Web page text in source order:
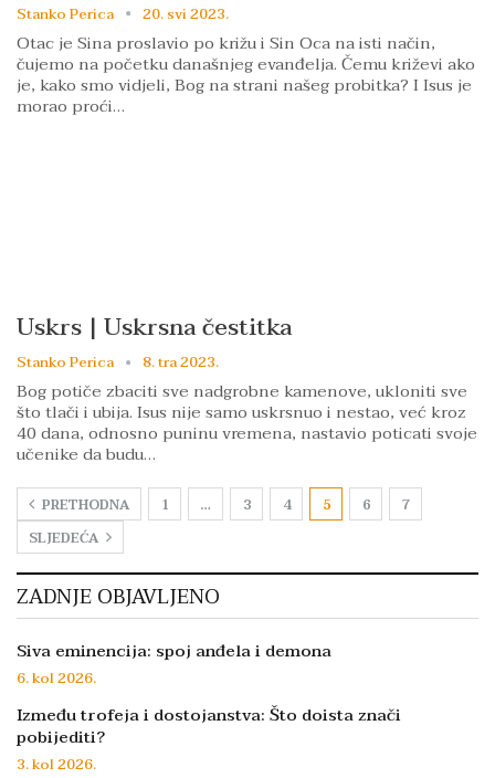
Stanko Perica 20. svi 2023.
Otac je Sina proslavio po križu i Sin Oca na isti način,
čujemo na početku današnjeg evanđelja. Čemu križevi ako
je, kako smo vidjeli, Bog na strani našeg probitka? I Isus je
morao proći…
Uskrs | Uskrsna čestitka
Stanko Perica 8. tra 2023.
Bog potiče zbaciti sve nadgrobne kamenove, ukloniti sve
što tlači i ubija. Isus nije samo uskrsnuo i nestao, već kroz
40 dana, odnosno puninu vremena, nastavio poticati svoje
učenike da budu…
PRETHODNA 1 … 3 4 5 6
7
SLJEDEĆA
ZADNJE OBJAVLJENO
Siva eminencija: spoj anđela i demona
6. kol 2026.
Između trofeja i dostojanstva: Što doista znači
pobijediti?
3. kol 2026.